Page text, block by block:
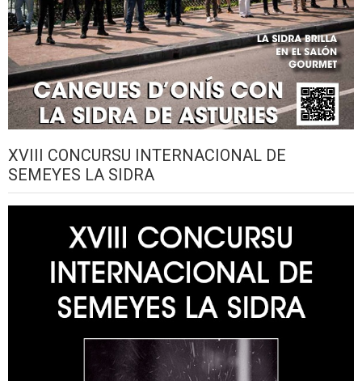
XVIII CONCURSU INTERNACIONAL DE
SEMEYES LA SIDRA